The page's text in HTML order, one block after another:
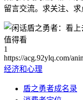
留言交流。求关注、求
1
https://acg.92ylq.com/
经济和心理
盾之勇者成名录